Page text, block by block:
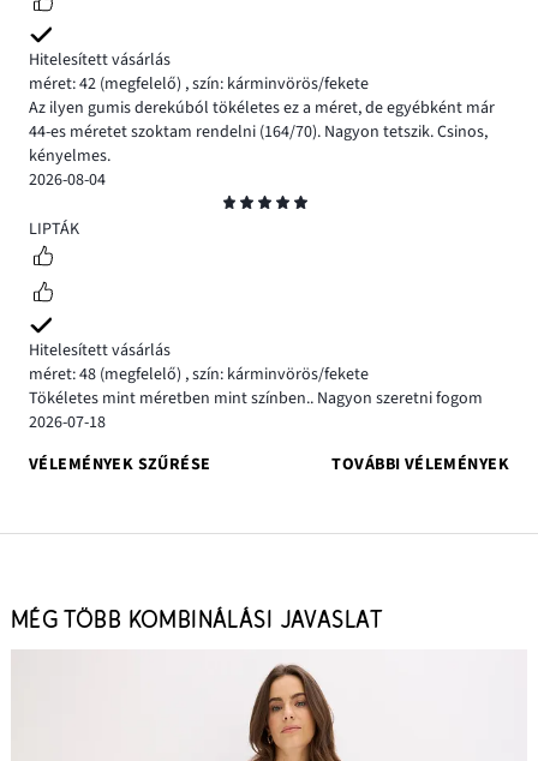
Hitelesített vásárlás
méret: 42 (megfelelő) ,szín: kárminvörös/fekete
Az ilyen gumis derekúból tökéletes ez a méret, de egyébként már
44-es méretet szoktam rendelni (164/70). Nagyon tetszik. Csinos,
kényelmes.
2026-08-04
5LIPTÁK
Hitelesített vásárlás
méret: 48 (megfelelő) ,szín: kárminvörös/fekete
Tökéletes mint méretben mint színben.. Nagyon szeretni fogom
2026-07-18
VÉLEMÉNYEK SZŰRÉSE
TOVÁBBI VÉLEMÉNYEK
MÉG TÖBB KOMBINÁLÁSI JAVASLAT